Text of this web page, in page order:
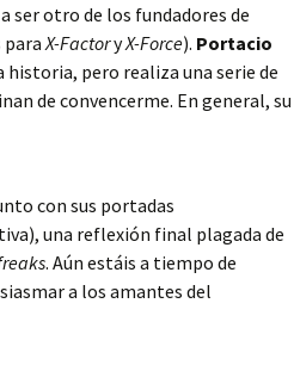
ser otro de los fundadores de
paraX-FactoryX-Force). Portacio
historia, pero realiza una serie de
de convencerme. En general, su
con sus portadas
una reflexión final plagada de
. Aún estáis a tiempo de
a los amantes del